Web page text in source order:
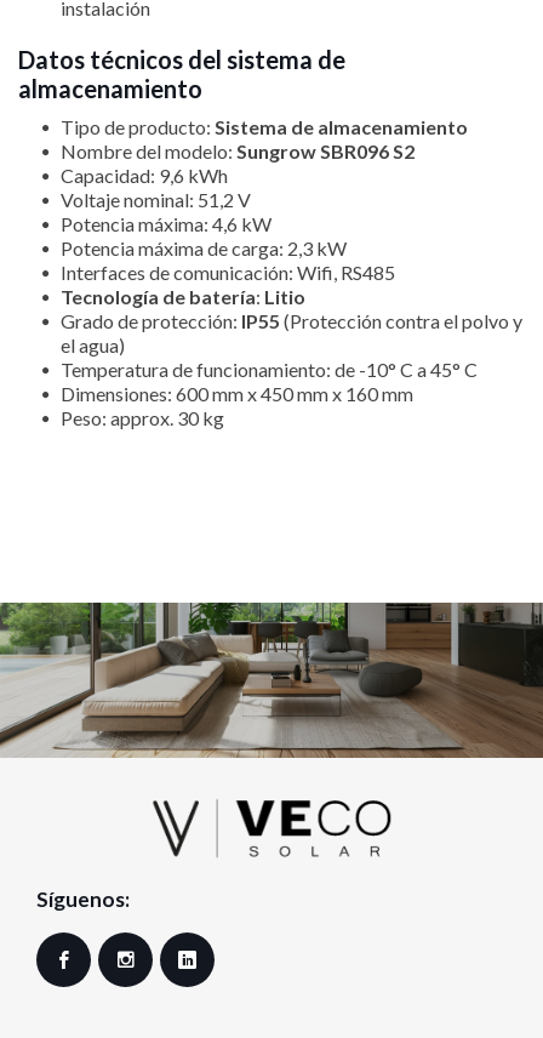
instalación
Datos técnicos del sistema de
almacenamiento
Tipo de producto: Sistema de almacenamiento
Nombre del modelo: Sungrow SBR096 S2
Capacidad: 9,6 kWh
Voltaje nominal: 51,2 V
Potencia máxima: 4,6 kW
Potencia máxima de carga: 2,3 kW
Interfaces de comunicación: Wifi, RS485
Tecnología de batería: Litio
Grado de protección: IP55 (Protección contra el polvo y
el agua)
Temperatura de funcionamiento: de -10° C a 45° C
Dimensiones: 600 mm x 450 mm x 160 mm
Peso: approx. 30 kg
Síguenos:
Facebook Instagram